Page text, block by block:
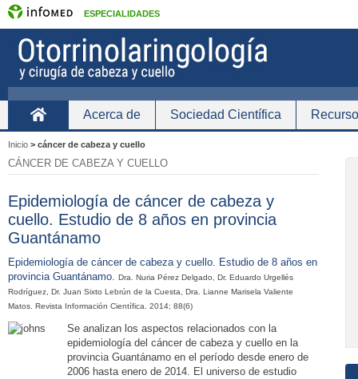
ESPECIALIDADES
Acerca de Sociedad Científica
Inicio > cáncer de cabeza y cuello
CÁNCER DE CABEZA Y CUELLO
Epidemiología de cáncer de cabeza y
cuello. Estudio de 8 años en provincia
Guantánamo
Epidemiología de cáncer de cabeza y cuello. Estudio de 8 años en
provincia Guantánamo. Dra. Nuria Pérez Delgado, Dr. Eduardo Urgellés
Rodríguez, Dr. Juan Sixto Lebrún de la Cuesta, Dra. Lianne Marisela Valiente
Matos. Revista Información Científica. 2014; 88(6)
Se analizan los aspectos relacionados con la
epidemiología del cáncer de cabeza y cuello en la
provincia Guantánamo en el período desde enero de
2006 hasta enero de 2014. El universo de estudio